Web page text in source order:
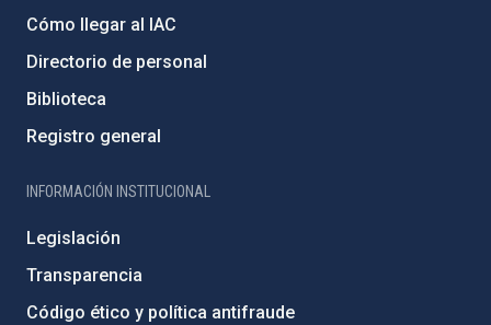
Cómo llegar al IAC
Directorio de personal
Biblioteca
Registro general
INFORMACIÓN INSTITUCIONAL
Legislación
Transparencia
Código ético y política antifraude